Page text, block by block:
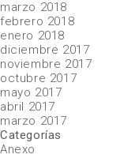
marzo 2018
febrero 2018
enero 2018
diciembre 2017
noviembre 2017
octubre 2017
mayo 2017
abril 2017
marzo 2017
Categorías
Anexo